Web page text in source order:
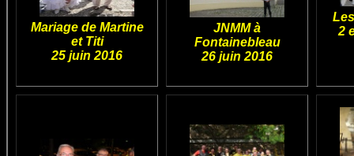
Mariage de Martine
et Titi
25 juin 2016
JNMM à
Fontainebleau
26 juin 2016
2